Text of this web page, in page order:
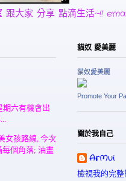
跟大家 分享 點滴生活~!!
期六有機會出
女孩路線, 今次
每個角落; 油畫
貓奴 愛美麗
貓奴愛美麗
Promote Your
關於我自己
ArMui
檢視我的完